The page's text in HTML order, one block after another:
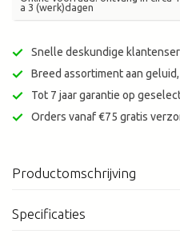
a 3 (werk)dagen
Snelle deskundige
Breed assortiment aan
Tot 7 jaar garantie op
Orders vanaf €75 gratis
Productomschrijving
Specificaties